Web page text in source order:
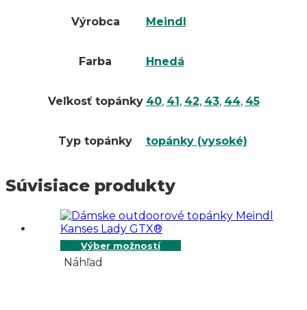
Výrobca Meindl
Farba Hnedá
Veľkosť topánky 40, 41, 42, 43, 44, 45
Typ topánky topánky (vysoké)
Súvisiace produkty
Výber možností
Náhľad